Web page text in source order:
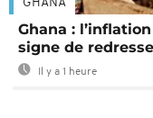
GHANA
Ghana :
signe de
Il y a 1 heure